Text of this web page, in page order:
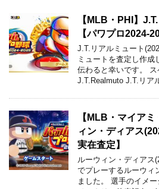
【MLB・PHI】
【パワプロ2024-
J.T.リアルミュート
ミュートを査定し作
伝わると幸いです。
J.T.Realmuto J.T.リア
【MLB・マイア
ィン・ディアス
実在査定】
ルーウィン・ディアス
でプレーするルーウィ
ました。 選手のイメ